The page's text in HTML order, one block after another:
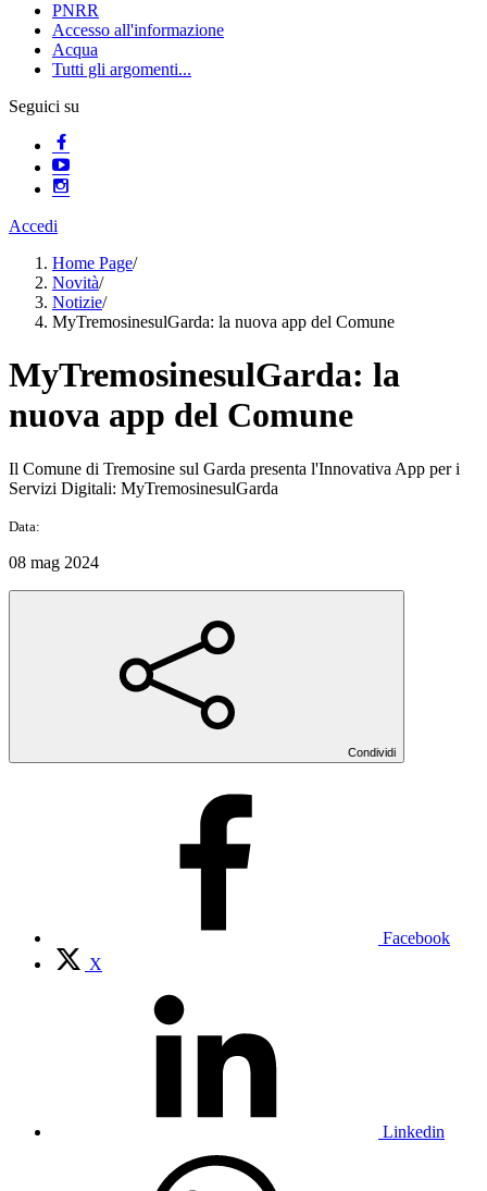
PNRR
Accesso all'informazione
Acqua
Tutti gli argomenti...
Seguici su
Accedi
Home Page/
Novità/
Notizie/
MyTremosinesulGarda: la nuova app del Comune
MyTremosinesulGarda: la
nuova app del Comune
Il Comune di Tremosine sul Garda presenta l'Innovativa App per i
Servizi Digitali: MyTremosinesulGarda
Data:
08 mag 2024
Condividi
Facebook
X
Linkedin